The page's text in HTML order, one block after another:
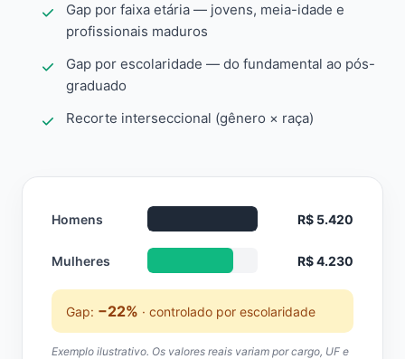
Gap por faixa etária — jovens, meia-idade e
profissionais maduros
Gap por escolaridade — do fundamental ao pós-
graduado
Recorte interseccional (gênero × raça)
Homens R$ 5.420
Mulheres R$ 4.230
Gap: −22% · controlado por escolaridade
Exemplo ilustrativo. Os valores reais variam por cargo, UF e